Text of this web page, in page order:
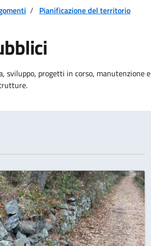
/ Pianificazione del territorio
notizia
sviluppo, progetti in corso, manutenzione e